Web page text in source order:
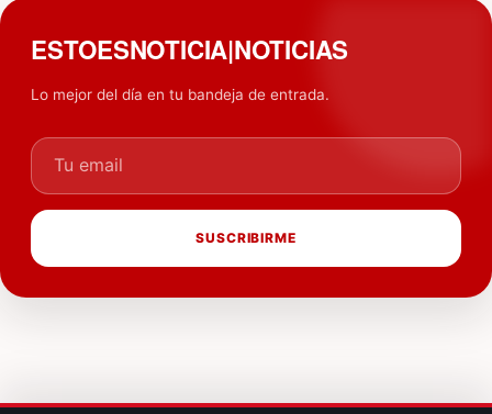
ESTOESNOTICIA|NOTICIAS
Lo mejor del día en tu bandeja de entrada.
Tu email
SUSCRIBIRME